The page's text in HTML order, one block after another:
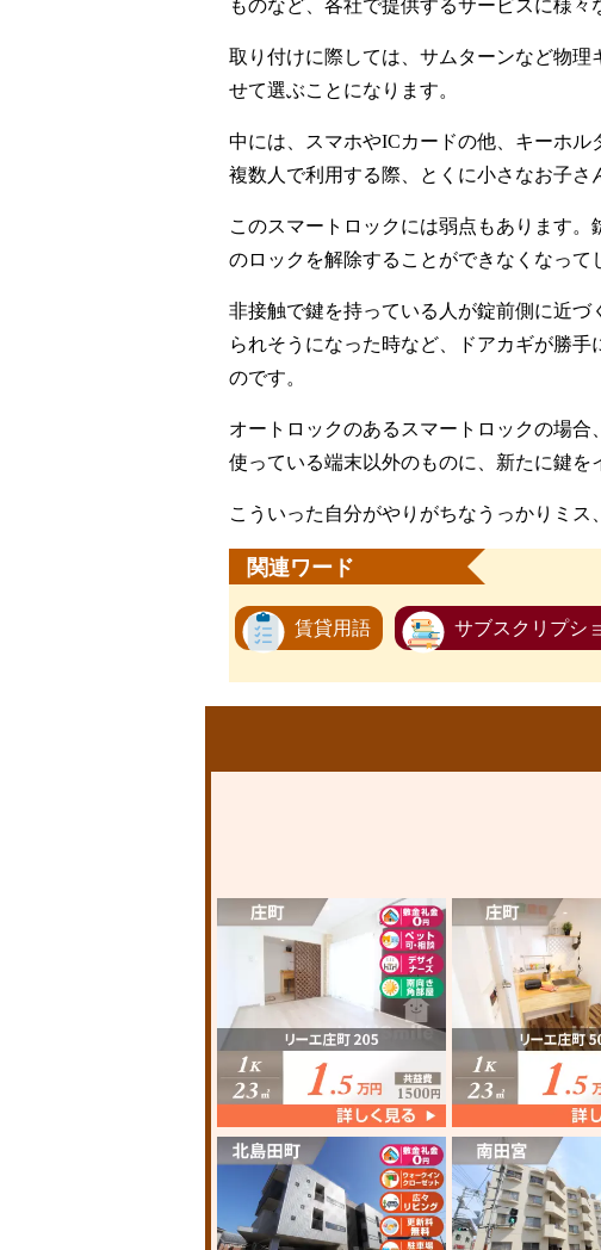
ものなど、各社で提供するサービスに様々
取り付けに際しては、サムターンなど物理
せて選ぶことになります。
中には、スマホやICカードの他、キーホ
複数人で利用する際、とくに小さなお子さ
このスマートロックには弱点もあります
のロックを解除することができなくなって
非接触で鍵を持っている人が錠前側に近
られそうになった時など、ドアカギが勝
のです。
オートロックのあるスマートロックの場
使っている端末以外のものに、新たに鍵を
こういった自分がやりがちなうっかりミス
関連ワード
賃貸用語 サブスクリプシ